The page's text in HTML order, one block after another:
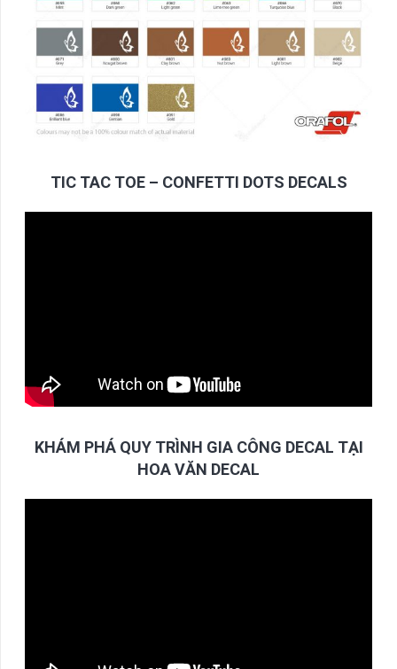
TIC TAC TOE – CONFETTI DOTS DECALS
KHÁM PHÁ QUY TRÌNH GIA CÔNG DECAL TẠI
HOA VĂN DECAL